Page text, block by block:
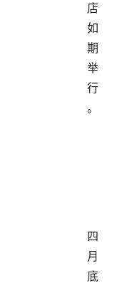
店
如
期
举
行
。
四
月
底